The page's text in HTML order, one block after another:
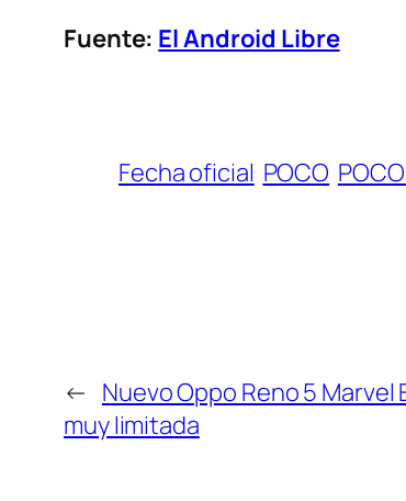
Fuente: El Android Libre
Fecha oficial POCO
← Nuevo Oppo Reno 5
muy limitada